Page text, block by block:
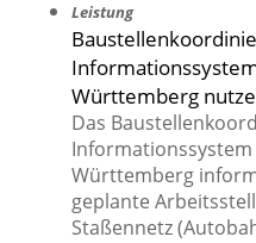
Leistung
Württemberg
Das
Informationssystem
Württemberg
geplante
Staßennetz